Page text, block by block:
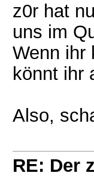
z0r hat
uns im
Wenn ihr
könnt ihr
Also,
RE: Der